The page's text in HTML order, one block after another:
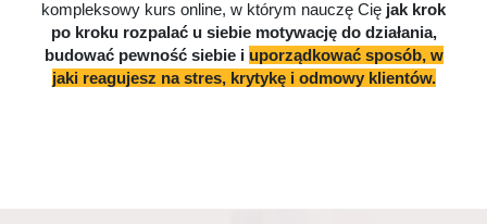
kompleksowy kurs online, w którym nauczę Cię jak krok
po kroku rozpalać u siebie motywację do działania,
budować pewność siebie i uporządkować sposób, w
jaki reagujesz na stres, krytykę i odmowy klientów.